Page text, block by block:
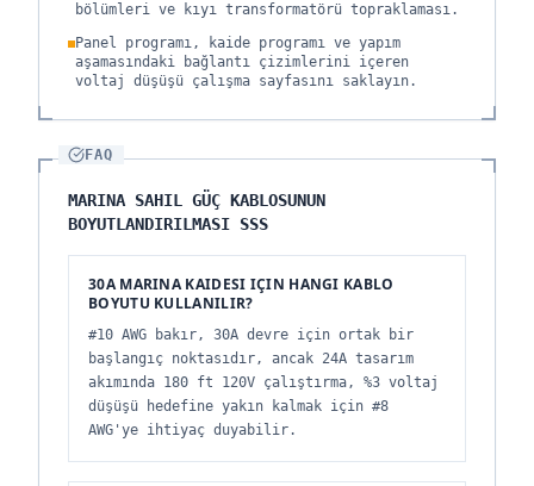
bölümleri ve kıyı transformatörü topraklaması.
Panel programı, kaide programı ve yapım
aşamasındaki bağlantı çizimlerini içeren
voltaj düşüşü çalışma sayfasını saklayın.
FAQ
MARINA SAHIL GÜÇ KABLOSUNUN
BOYUTLANDIRILMASI SSS
30A MARINA KAIDESI IÇIN HANGI KABLO
BOYUTU KULLANILIR?
#10 AWG bakır, 30A devre için ortak bir
başlangıç noktasıdır, ancak 24A tasarım
akımında 180 ft 120V çalıştırma, %3 voltaj
düşüşü hedefine yakın kalmak için #8
AWG'ye ihtiyaç duyabilir.